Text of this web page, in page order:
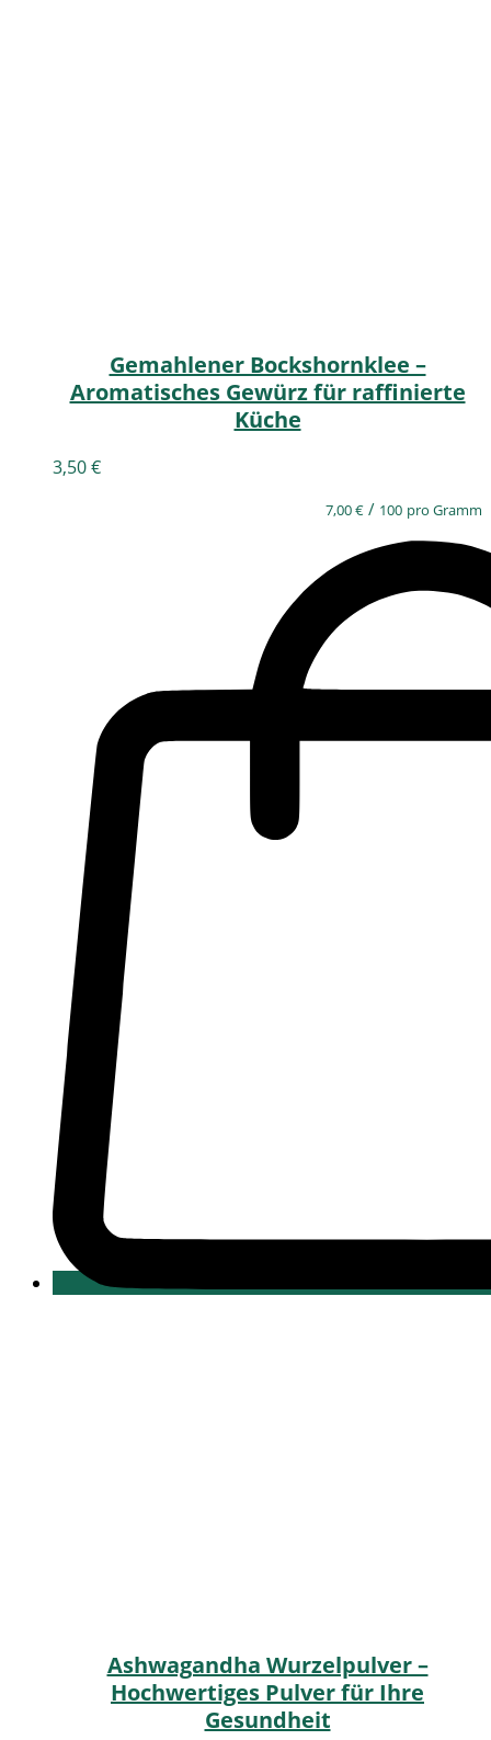
Gemahlener Bockshornklee –
Aromatisches Gewürz für raffinierte
Küche
3,50€
7,00€ / 100 pro Gramm
Ashwagandha Wurzelpulver –
Hochwertiges Pulver für Ihre
Gesundheit